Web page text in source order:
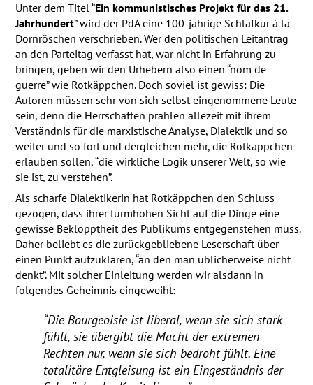
Unter dem Titel “Ein kommunistisches Projekt für das 21.
Jahrhundert” wird der PdA eine 100-jährige Schlafkur à la
Dornröschen verschrieben. Wer den politischen Leitantrag
an den Parteitag verfasst hat, war nicht in Erfahrung zu
bringen, geben wir den Urhebern also einen “nom de
guerre” wie Rotkäppchen. Doch soviel ist gewiss: Die
Autoren müssen sehr von sich selbst eingenommene Leute
sein, denn die Herrschaften prahlen allezeit mit ihrem
Verständnis für die marxistische Analyse, Dialektik und so
weiter und so fort und dergleichen mehr, die Rotkäppchen
erlauben sollen, “die wirkliche Logik unserer Welt, so wie
sie ist, zu verstehen”.
Als scharfe Dialektikerin hat Rotkäppchen den Schluss
gezogen, dass ihrer turmhohen Sicht auf die Dinge eine
gewisse Beklopptheit des Publikums entgegenstehen muss.
Daher beliebt es die zurückgebliebene Leserschaft über
einen Punkt aufzuklären, “an den man üblicherweise nicht
denkt”. Mit solcher Einleitung werden wir alsdann in
folgendes Geheimnis eingeweiht:
“Die Bourgeoisie ist liberal, wenn sie sich stark
fühlt, sie übergibt die Macht der extremen
Rechten nur, wenn sie sich bedroht fühlt. Eine
totalitäre Entgleisung ist ein Eingeständnis der